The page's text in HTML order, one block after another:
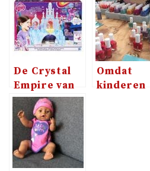
De Crystal
Empire van
My Little
Pony
Omdat
kinderen